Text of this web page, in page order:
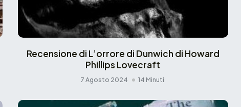
Recensione di L’orrore di Dunwich di Howard
Phillips Lovecraft
7 Agosto 2024 14 Minuti